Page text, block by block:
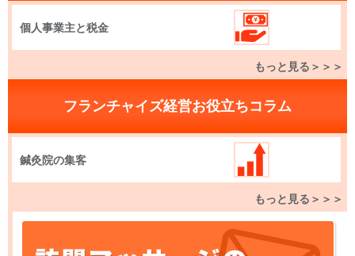
個人事業主と税金
もっと見る＞＞＞
フランチャイズ経営お役立ちコラム
鍼灸院の集客
もっと見る＞＞＞